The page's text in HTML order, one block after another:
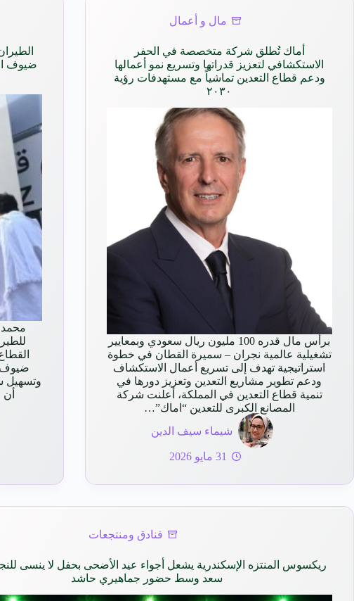
مال و أعمال
أماك تُطلق شركة متخصصة في الحفر
الاستكشافي لتعزيز قدراتها وتسريع نمو أعمالها
ودعم قطاع التعدين تماشياً مع مستهدفات رؤية
٢٠٣٠
برأس مال قدره 100 مليون ريال سعودي وبمعايير
تشغيلية عالمية نجران – سميرة القطان في خطوة
استراتيجية تهدف إلى تسريع أعمال الاستكشاف
ودعم تطوير مشاريع التعدين وتعزيز دورها في
تنمية قطاع التعدين في المملكة، أعلنت شركة
المصانع الكبرى للتعدين “اماك”…
شيماء سيف الدين
31 مايو 2026
ضيوف
محمد
وتسهيل
فنادق ومنتجعات
ريكسوس المنتزه الإسكندرية يشعل أجواء عيد الأضحى بحفل لا ينسى
سعد وسط حضور جماهيري حاشد